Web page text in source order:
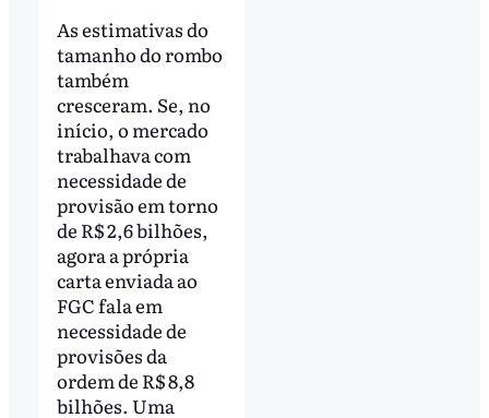
As estimativas do
tamanho do rombo
também
cresceram. Se, no
início, o mercado
trabalhava com
necessidade de
provisão em torno
de R$ 2,6 bilhões,
agora a própria
carta enviada ao
FGC fala em
necessidade de
provisões da
ordem de R$ 8,8
bilhões. Uma